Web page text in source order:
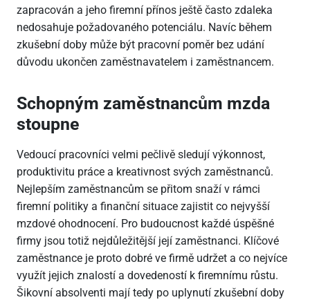
zapracován a jeho firemní přínos ještě často zdaleka
nedosahuje požadovaného potenciálu. Navíc během
zkušební doby může být pracovní poměr bez udání
důvodu ukončen zaměstnavatelem i zaměstnancem.
Schopným zaměstnancům mzda
stoupne
Vedoucí pracovníci velmi pečlivě sledují výkonnost,
produktivitu práce a kreativnost svých zaměstnanců.
Nejlepším zaměstnancům se přitom snaží v rámci
firemní politiky a finanční situace zajistit co nejvyšší
mzdové ohodnocení. Pro budoucnost každé úspěšné
firmy jsou totiž nejdůležitější její zaměstnanci. Klíčové
zaměstnance je proto dobré ve firmě udržet a co nejvíce
využít jejich znalostí a dovedeností k firemnímu růstu.
Šikovní absolventi mají tedy po uplynutí zkušební doby